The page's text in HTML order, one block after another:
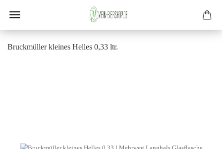
Bruck­mül­ler klei­nes Hel­les 0,33 ltr.